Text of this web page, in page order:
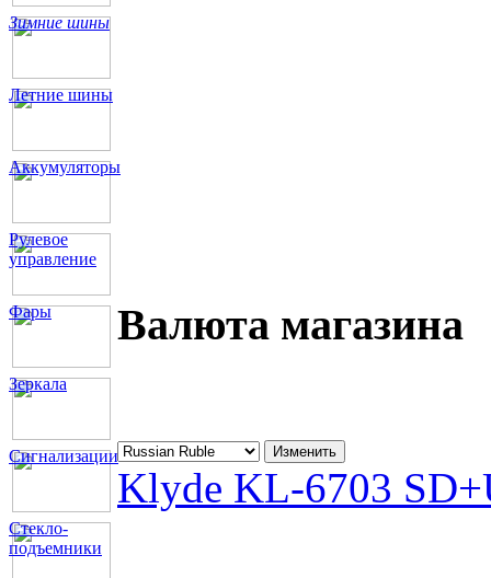
Зимние шины
Летние шины
Аккумуляторы
Рулевое
управление
Фары
Зеркала
Сигнализации
Стекло-
подъемники
Валюта магазина
Klyde KL-6703